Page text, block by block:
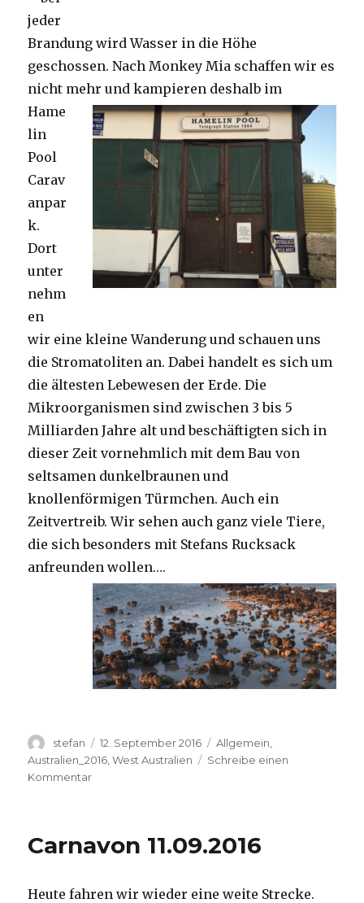
jeder
Brandung wird Wasser in die Höhe
geschossen. Nach Monkey Mia schaffen wir es
nicht mehr und kampieren deshalb im
Hame
lin
Pool
Carav
anpar
k.
Dort
unter
nehm
en
wir eine kleine Wanderung und schauen uns
die Stromatoliten an. Dabei handelt es sich um
die ältesten Lebewesen der Erde. Die
Mikroorganismen sind zwischen 3 bis 5
Milliarden Jahre alt und beschäftigten sich in
dieser Zeit vornehmlich mit dem Bau von
seltsamen dunkelbraunen und
knollenförmigen Türmchen. Auch ein
Zeitvertreib. Wir sehen auch ganz viele Tiere,
die sich besonders mit Stefans Rucksack
anfreunden wollen….
Autor
stefan
Veröffentlicht
am
12. September 2016 Kategorien
Allgemein
Australien_2016 ,West Australien
Schreibe einen
Kommentarzu
Carnavon 11.09.2016
Heute fahren wir wieder eine weite Strecke.